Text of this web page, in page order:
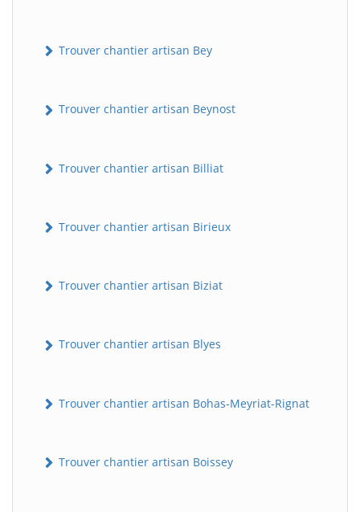
Trouver chantier artisan Bey
Trouver chantier artisan Beynost
Trouver chantier artisan Billiat
Trouver chantier artisan Birieux
Trouver chantier artisan Biziat
Trouver chantier artisan Blyes
Trouver chantier artisan Bohas-Meyriat-Rignat
Trouver chantier artisan Boissey